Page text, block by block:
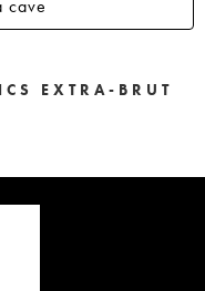
cave
EXTRA-BRUT